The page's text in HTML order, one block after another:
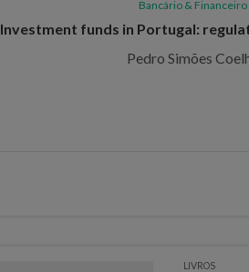
Bancário & Financeiro
Investment funds in Portugal:
Pedro Simões
LIVROS